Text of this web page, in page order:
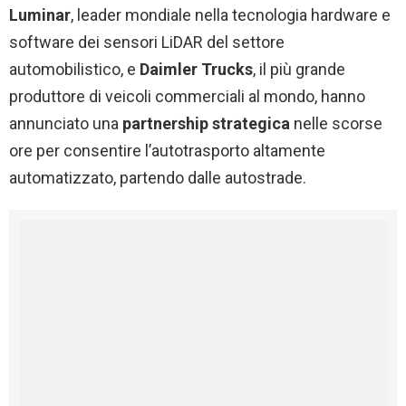
Luminar, leader mondiale nella tecnologia hardware e
software dei sensori LiDAR del settore
automobilistico, e Daimler Trucks, il più grande
produttore di veicoli commerciali al mondo, hanno
annunciato una partnership strategica nelle scorse
ore per consentire l’autotrasporto altamente
automatizzato, partendo dalle autostrade.